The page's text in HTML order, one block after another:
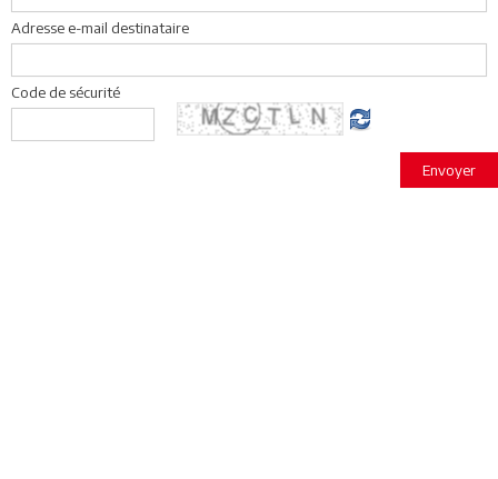
Adresse e-mail destinataire
Code de sécurité
Envoyer